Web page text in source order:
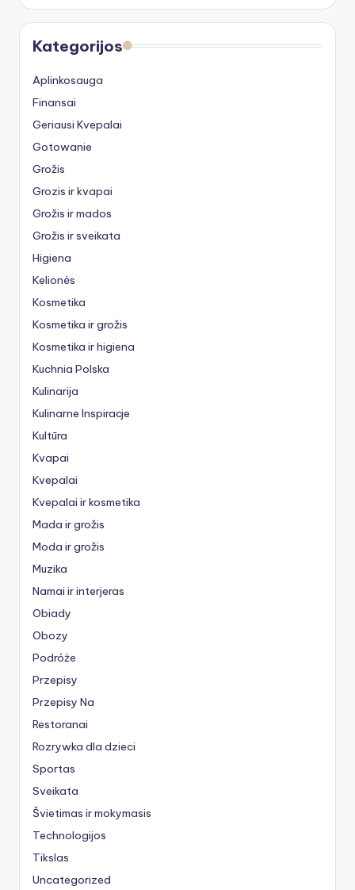
Kategorijos
Aplinkosauga
Finansai
Geriausi Kvepalai
Gotowanie
Grožis
Grozis ir kvapai
Grožis ir mados
Grožis ir sveikata
Higiena
Kelionės
Kosmetika
Kosmetika ir grožis
Kosmetika ir higiena
Kuchnia Polska
Kulinarija
Kulinarne Inspiracje
Kultūra
Kvapai
Kvepalai
Kvepalai ir kosmetika
Mada ir grožis
Moda ir grožis
Muzika
Namai ir interjeras
Obiady
Obozy
Podróże
Przepisy
Przepisy Na
Restoranai
Rozrywka dla dzieci
Sportas
Sveikata
Švietimas ir mokymasis
Technologijos
Tikslas
Uncategorized